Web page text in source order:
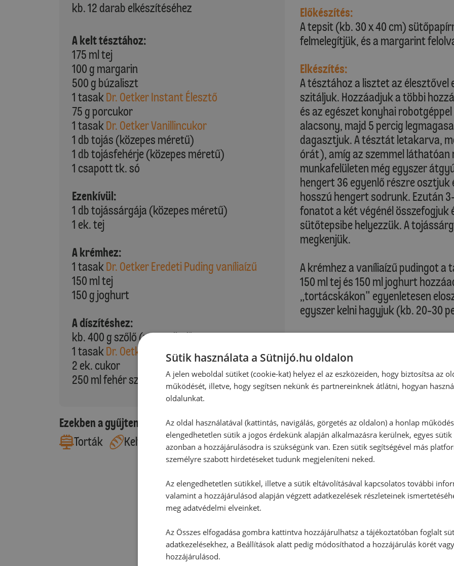
kb. 12 darab elkészítéséhez
A kelt tésztához:
175 ml tej
100 g margarin
500 g búzaliszt
1 tasakDr. Oetker Instant Élesztő
75 g porcukor
1 tasakDr. Oetker Vanillincukor
1 db tojás (közepes méretű)
1 db tojásfehérje (közepes méretű)
1 csapott tk. só
Ezenkívül:
1 db tojássárgája (közepes méretű)
1 ek. tej
A krémhez:
1 tasakDr. Oetker Eredeti Puding vaníliaízű
150 ml tej
150 g joghurt
A díszítéshez:
kb. 400 g szőlő (magnélküli)
1 tasakDr. Oetker Tortazselé színtelen
2 ek. cukor
250 ml fehér szőlőlé
Ezekben a gyűjteményekben található:
Torták
Kelt tészták
Előkészítés:
A tepsit (kb. 30 x 40 cm)
felmelegítjük, és a margarint
Elkészítés:
A tésztához a lisztet az élesztővel
szitáljuk. Hozzáadjuk a többi
és az egészet konyhai
alacsony, majd 5 percig
dagasztjuk. A tésztát letakarva,
órát), amíg az szemmel
munkafelületen még egyszer
hengert 36 egyenlő részre osztjuk
hosszú hengert sodrunk. Ezután
fonatot a két végénél összefogjuk
sütőtepsibe helyezzük. A
megkenjük.
A krémhez a vaníliaízű pudingot
150 ml tej és 150 ml joghurt
„tortácskákon" egyenletesen
egyszer kelni hagyjuk (kb. 20-30
Légkeveréses: Kb. 180°C
A tepsit a sütő alsó részébe
Kérjük, vegye figyelembe saját
Sütés után a tortácskákat
hagyjuk kihűlni.
A szőlőszemeket megmossuk,
a tasakon lévő utasítás szerint a
elkészítjük, a szőlőre csurgatjuk
Sütik használata a Sütnijó.hu oldalon
A jelen weboldal sütiket (cookie-kat) helyez el az eszközeiden, hogy biztosítsa az
működését, illetve, hogy segítsen nekünk és partnereinknek átlátni, hogyan
oldalunkat.
Az oldal használatával (kattintás, navigálás, görgetés az oldalon) a honlap
elengedhetetlen sütik a jogos érdekünk alapján alkalmazásra kerülnek, egyes
azonban a hozzájárulásodra is szükségünk van. Ezen sütik segítségével más
személyre szabott hirdetéseket tudunk megjeleníteni neked.
Az elengedhetetlen sütikkel, illetve a sütik eltávolításával kapcsolatos további
valamint a hozzájárulásod alapján végzett adatkezelések részleteinek
meg adatvédelmi elveinket.
Az Összes elfogadása gombra kattintva hozzájárulhatsz a tájékoztatóban foglalt
adatkezelésekhez, a Beállítások alatt pedig módosíthatod a hozzájárulás körét
hozzájárulásod.